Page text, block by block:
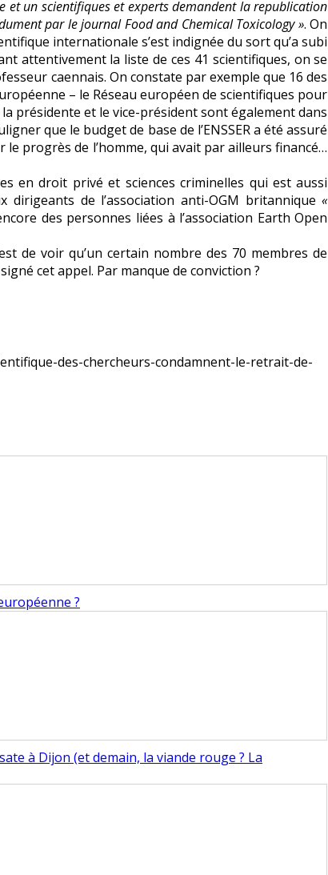
et un scientifiques et experts demandent la republication
par le journal Food and Chemical Toxicology ». On
internationale s’est indignée du sort qu’a subi
attentivement la liste de ces 41 scientifiques, on se
caennais. On constate par exemple que 16 des
– le Réseau européen de scientifiques pour
présidente et le vice-président sont également dans
que le budget de base de l’ENSSER a été assuré
progrès de l’homme, qui avait par ailleurs financé…
en droit privé et sciences criminelles qui est aussi
dirigeants de l’association anti-OGM britannique«
des personnes liées à l’association Earth Open
de voir qu’un certain nombre des 70 membres de
cet appel. Par manque de conviction ?
des-chercheurs-condamnent-le-retrait-de-
?
à Dijon (et demain, la viande rouge ? La